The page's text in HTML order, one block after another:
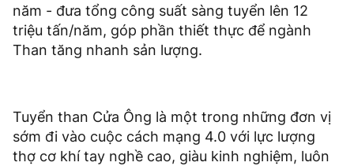
năm - đưa tổng công suất sàng tuyển lên 12
triệu tấn/năm, góp phần thiết thực để ngành
Than tăng nhanh sản lượng.
Tuyển than Cửa Ông là một trong những đơn vị
sớm đi vào cuộc cách mạng 4.0 với lực lượng
thợ cơ khí tay nghề cao, giàu kinh nghiệm, luôn